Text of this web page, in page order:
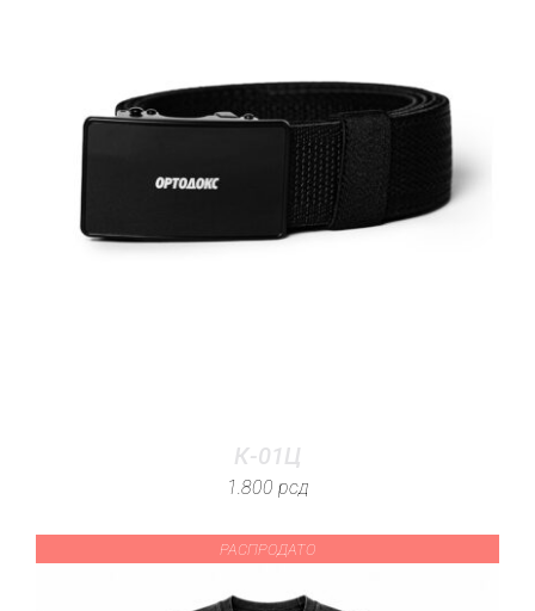
К-01Ц
1.800 рсд
РАСПРОДАТО